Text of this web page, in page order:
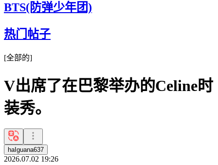
BTS(防弹少年团)
热门帖子
[全部的]
V出席了在巴黎举办的Celine时
装秀。
haIguana637
2026.07.02 19:26